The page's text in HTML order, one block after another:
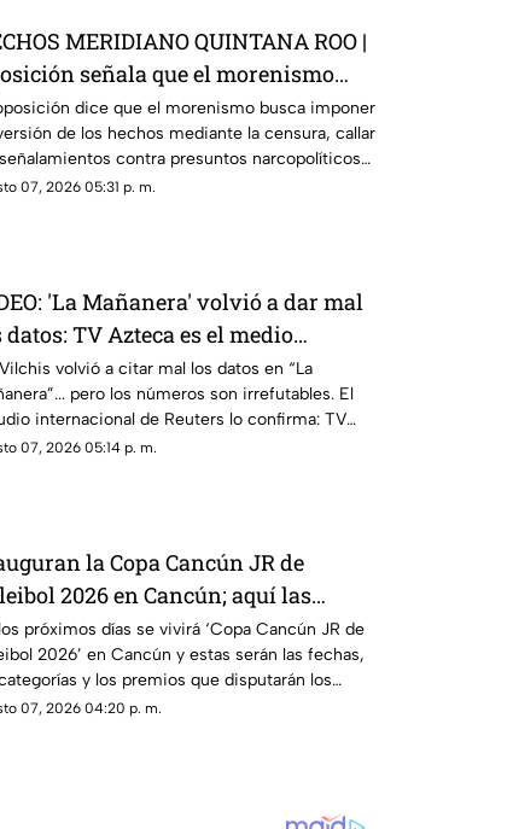
MERIDIANO QUINTANA ROO |
señala que el morenismo
imponer su versión de los
usando la censura
dice que el morenismo busca imponer
de los hechos mediante la censura, callar
contra presuntos narcopolíticos
4T y presentar a la oposición como la villana.
07, 2026 05:31 p. m.
'La Mañanera' volvió a dar mal
datos: TV Azteca es el medio
con mayor alcance y
de México
volvió a citar mal los datos en “La
pero los números son irrefutables. El
internacional de Reuters lo confirma: TV
es el medio tradicional con mayor alcance y
07, 2026 05:14 p. m.
la Copa Cancún JR de
2026 en Cancún; aquí las
categorías y premios
próximos días se vivirá ‘Copa Cancún JR de
2026’ en Cancún y estas serán las fechas,
y los premios que disputarán los
07, 2026 04:20 p. m.